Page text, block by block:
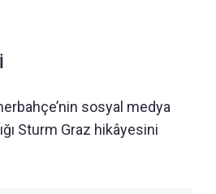
sosyal medya
Sturm Graz hikâyesini